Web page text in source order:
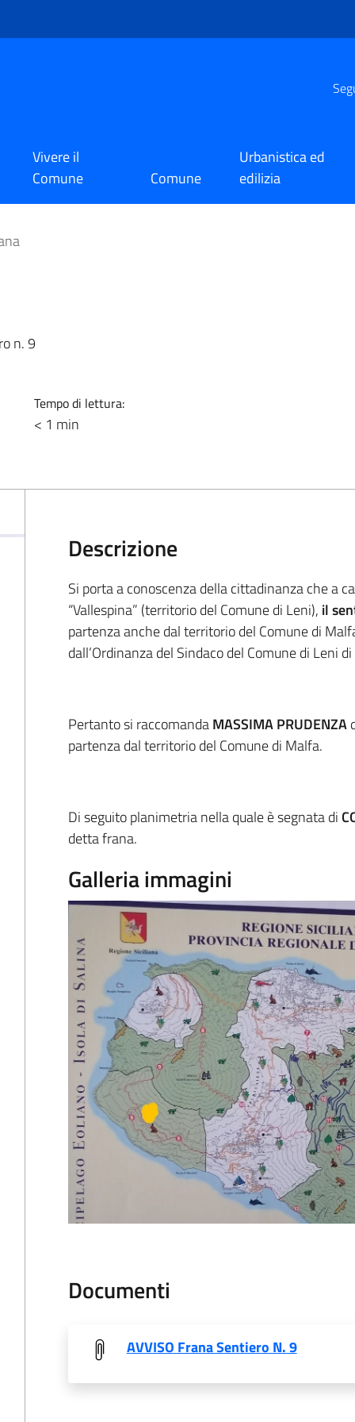
Vivere il
Comune
Comune
Urbanistica ed
edilizia
n. 9
Tempo di lettura:
< 1 min
Descrizione
Si porta a conoscenza della cittadinanza che a
“Vallespina” (territorio del Comune di Leni), il
partenza anche dal territorio del Comune di
dall’Ordinanza del Sindaco del Comune di Leni di
Pertanto si raccomandaMASSIMA PRUDENZA
partenza dal territorio del Comune di Malfa.
Di seguito planimetria nella quale è segnata di
detta frana.
Galleria immagini
Documenti
AVVISO Frana Sentiero N. 9